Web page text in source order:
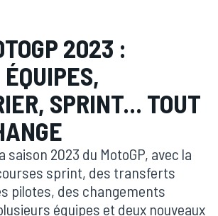
2023 :
SPRINT... TOUT
saison 2023 du MotoGP, avec la
sprint, des transferts
pilotes, des changements
équipes et deux nouveaux